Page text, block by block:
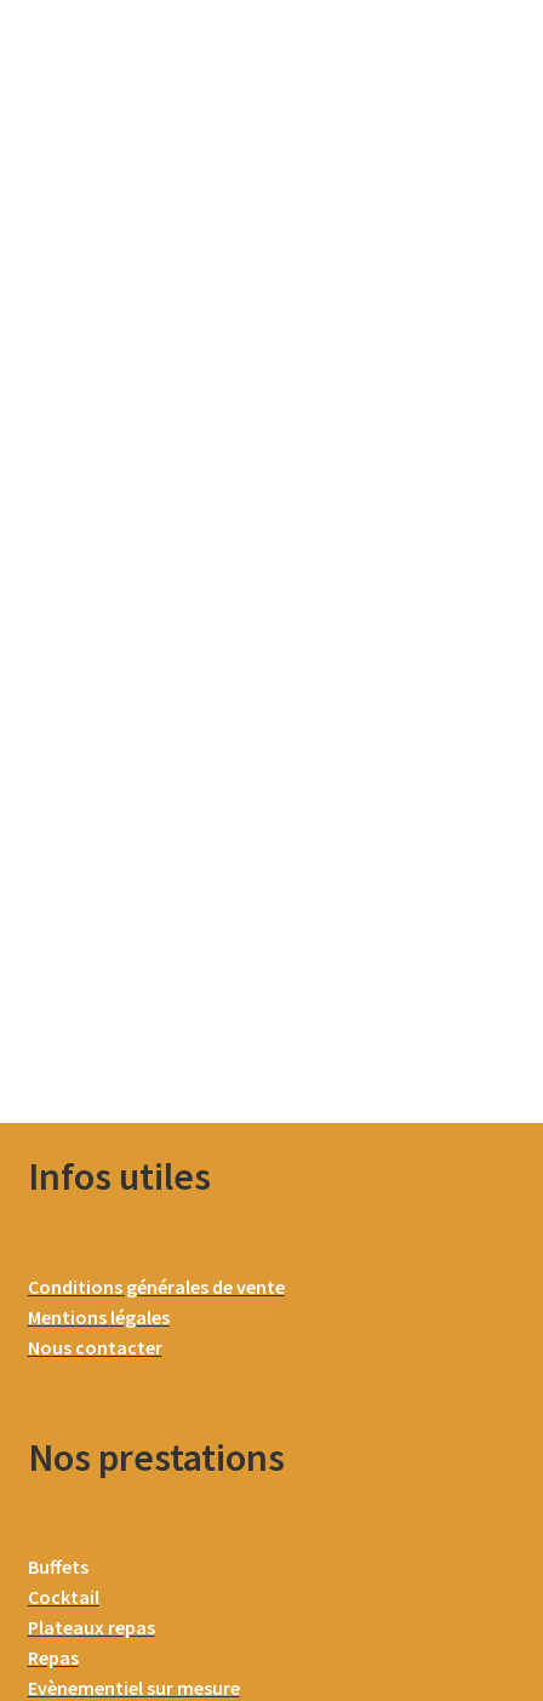
Infos utiles
Conditions générales de vente
Mentions légales
Nous contacter
Nos prestations
Buffets
Cocktail
Plateaux repas
Repas
Evènementiel sur mesure